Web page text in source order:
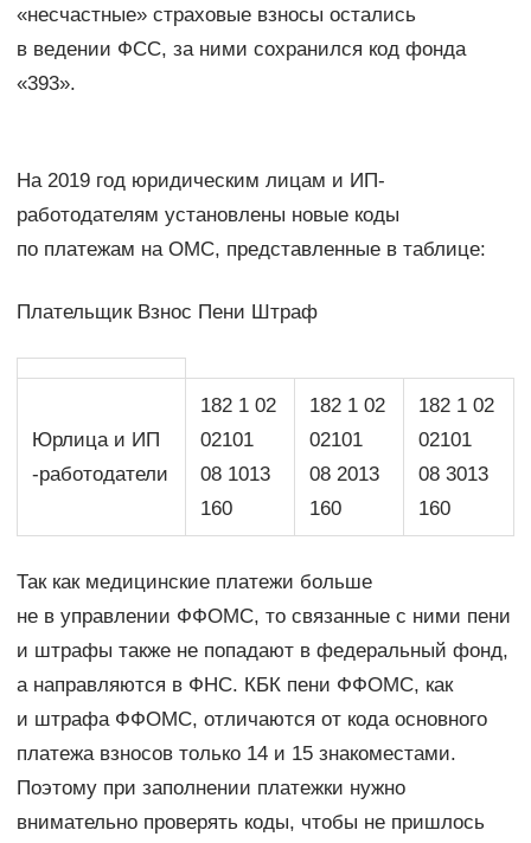
«несчастные» страховые взносы остались
в ведении ФСС, за ними сохранился код фонда
«393».
На 2019 год юридическим лицам и ИП-
работодателям установлены новые коды
по платежам на ОМС, представленные в таблице:
Плательщик Взнос Пени Штраф
Юрлица и ИП
-работодатели
182 1 02
02101
08 1013
160
182 1 02
02101
08 2013
160
182 1 02
02101
08 3013
160
Так как медицинские платежи больше
не в управлении ФФОМС, то связанные с ними пени
и штрафы также не попадают в федеральный фонд,
а направляются в ФНС. КБК пени ФФОМС, как
и штрафа ФФОМС, отличаются от кода основного
платежа взносов только 14 и 15 знакоместами.
Поэтому при заполнении платежки нужно
внимательно проверять коды, чтобы не пришлось